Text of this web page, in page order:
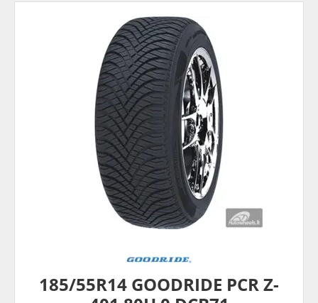
185/55R14 GOODRIDE PCR Z-